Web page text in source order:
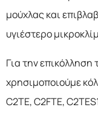
μούχλας και
υγιέστερο
Για την επικόλληση
χρησιμοποιούμε
C2TE, C2FTE,